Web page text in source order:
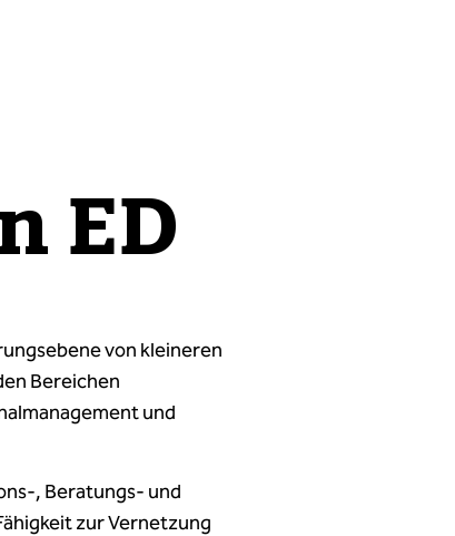
ED
von kleineren
Bereichen
und
, Beratungs- und
zur Vernetzung